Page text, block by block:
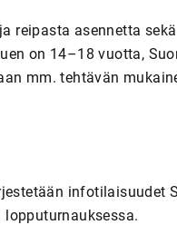
reipasta asennetta
on 14–18 vuotta,
mm. tehtävän
infotilaisuudet